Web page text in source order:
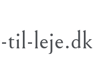
til-leje.dk